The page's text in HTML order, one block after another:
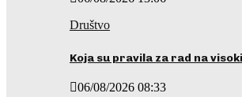
Društvo
Koja su pravila za rad na
06/08/2026 08:33